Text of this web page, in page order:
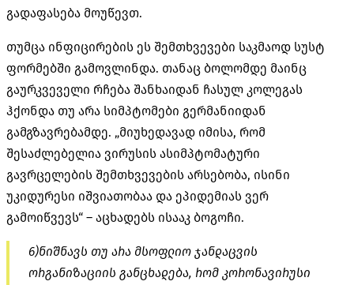
გადაფასება მოუწევთ.
თუმცა ინფიცირების ეს შემთხვევები საკმაოდ სუსტ
ფორმებში გამოვლინდა. თანაც ბოლომდე მაინც
გაურკვეველი რჩება შანხაიდან ჩასულ კოლეგას
ჰქონდა თუ არა სიმპტომები გერმანიიდან
გამგზავრებამდე. „მიუხედავად იმისა, რომ
შესაძლებელია ვირუსის ასიმპტომატური
გავრცელების შემთხვევების არსებობა, ისინი
უკიდურესი იშვიათობაა და ეპიდემიას ვერ
გამოიწვევს“ – აცხადებს ისააკ ბოგოჩი.
6)ნიშნავს თუ არა მსოფლიო ჯანდაცვის
ორგანიზაციის განცხადება, რომ კორონავირუსი